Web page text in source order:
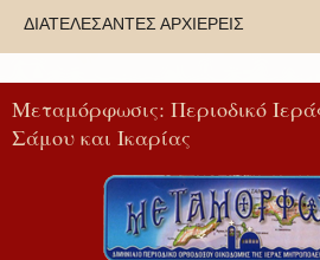
ΔΙΑΤΕΛΕΣΑΝΤΕΣ ΑΡΧΙΕΡΕΙΣ
Μεταμόρφωσις: Περιοδικό
Σάμου και Ικαρίας